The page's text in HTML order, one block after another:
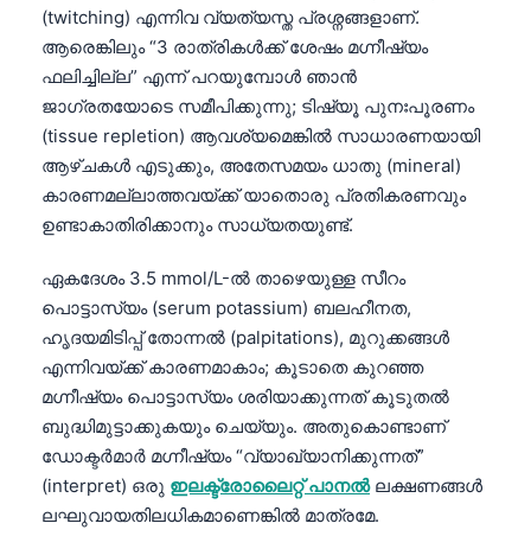
(twitching) എന്നിവ വ്യത്യസ്ത പ്രശ്നങ്ങളാണ്.
ആരെങ്കിലും “3 രാത്രികൾക്ക് ശേഷം മഗ്നീഷ്യം
ഫലിച്ചില്ല” എന്ന് പറയുമ്പോൾ ഞാൻ
ജാഗ്രതയോടെ സമീപിക്കുന്നു; ടിഷ്യൂ പുനഃപൂരണം
(tissue repletion) ആവശ്യമെങ്കിൽ സാധാരണയായി
ആഴ്ചകൾ എടുക്കും, അതേസമയം ധാതു (mineral)
കാരണമല്ലാത്തവയ്ക്ക് യാതൊരു പ്രതികരണവും
ഉണ്ടാകാതിരിക്കാനും സാധ്യതയുണ്ട്.
ഏകദേശം 3.5 mmol/L-ൽ താഴെയുള്ള സീറം
പൊട്ടാസ്യം (serum potassium) ബലഹീനത,
ഹൃദയമിടിപ്പ് തോന്നൽ (palpitations), മുറുക്കങ്ങൾ
എന്നിവയ്ക്ക് കാരണമാകാം; കൂടാതെ കുറഞ്ഞ
മഗ്നീഷ്യം പൊട്ടാസ്യം ശരിയാക്കുന്നത് കൂടുതൽ
ബുദ്ധിമുട്ടാക്കുകയും ചെയ്യും. അതുകൊണ്ടാണ്
ഡോക്ടർമാർ മഗ്നീഷ്യം “വ്യാഖ്യാനിക്കുന്നത്”
(interpret) ഒരു ഇലക്ട്രോലൈറ്റ് പാനൽലക്ഷണങ്ങൾ
ലഘുവായതിലധികമാണെങ്കിൽ മാത്രമേ.
한국어
Slovenščina
Magyar
Shqip
বাংলা
اردو
मराठी
ગુજરાતી
ಕನ್ನಡ
Bahasa Melayu
Tiếng Việt
Tagalog